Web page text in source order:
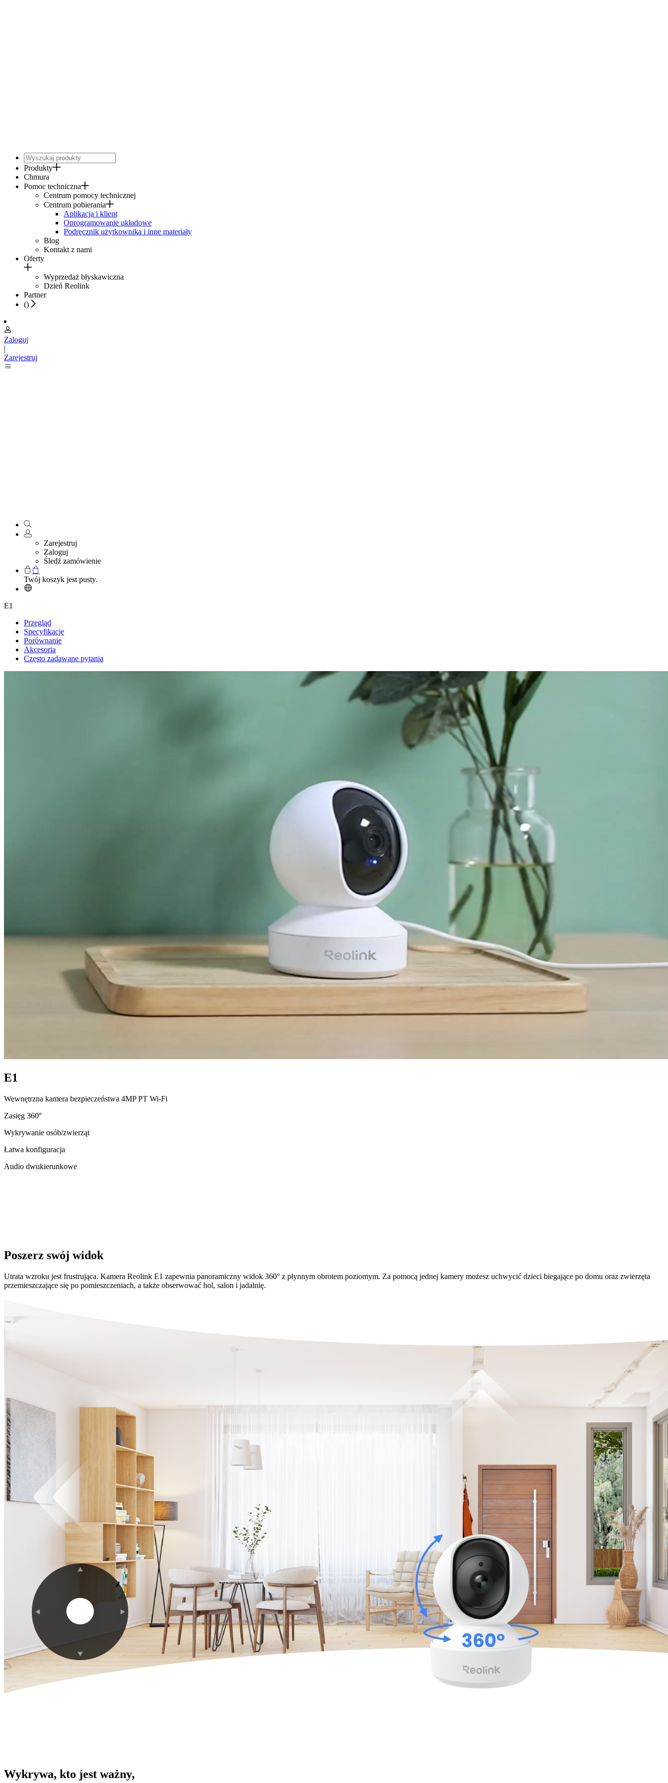
Produkty
Chmura
Pomoc techniczna
Centrum pomocy technicznej
Centrum pobierania
Aplikacja i klient
Oprogramowanie układowe
Podręcznik użytkownika i inne materiały
Blog
Kontakt z nami
Oferty
Wyprzedaż błyskawiczna
Dzień Reolink
Partner
()
Zaloguj
|
Zarejestruj
Zarejestruj
Zaloguj
Śledź zamówienie
Twój koszyk jest pusty.
E1
Przegląd
Specyfikacje
Porównanie
Akcesoria
Często zadawane pytania
E1
Wewnętrzna kamera bezpieczeństwa 4MP PT Wi-Fi
Zasięg 360°
Wykrywanie osób/zwierząt
Łatwa konfiguracja
Audio dwukierunkowe
Poszerz swój widok
Utrata wzroku jest frustrująca. Kamera Reolink E1 zapewnia panoramiczny widok 360° z płynnym obrotem poziomym. Za pomocą jednej kamery możesz uchwycić dzieci biegające po domu oraz zwierzęta
przemieszczające się po pomieszczeniach, a także obserwować hol, salon i jadalnię.
Wykrywa, kto jest ważny,